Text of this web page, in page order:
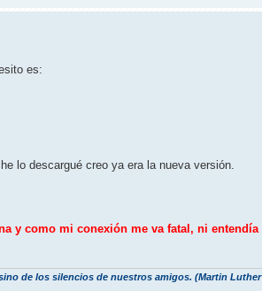
es:
lo descargué creo ya era la nueva versión.
y como mi conexión me va fatal, ni entendía
de los silencios de nuestros amigos. (Martin Luther